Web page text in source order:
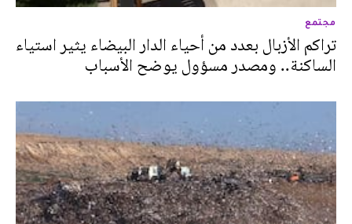
مجتمع
تراكم الأزبال بعدد من أحياء الدار البيضاء يثير استياء
الساكنة.. ومصدر مسؤول يوضح الأسباب